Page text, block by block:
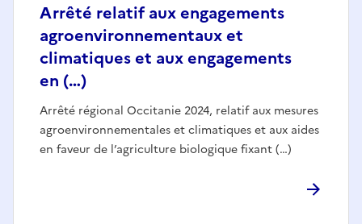
Arrêté relatif aux engagements
agroenvironnementaux et
climatiques et aux engagements
en (…)
Arrêté régional Occitanie 2024, relatif aux mesures
agroenvironnementales et climatiques et aux aides
en faveur de l’agriculture biologique fixant (…)